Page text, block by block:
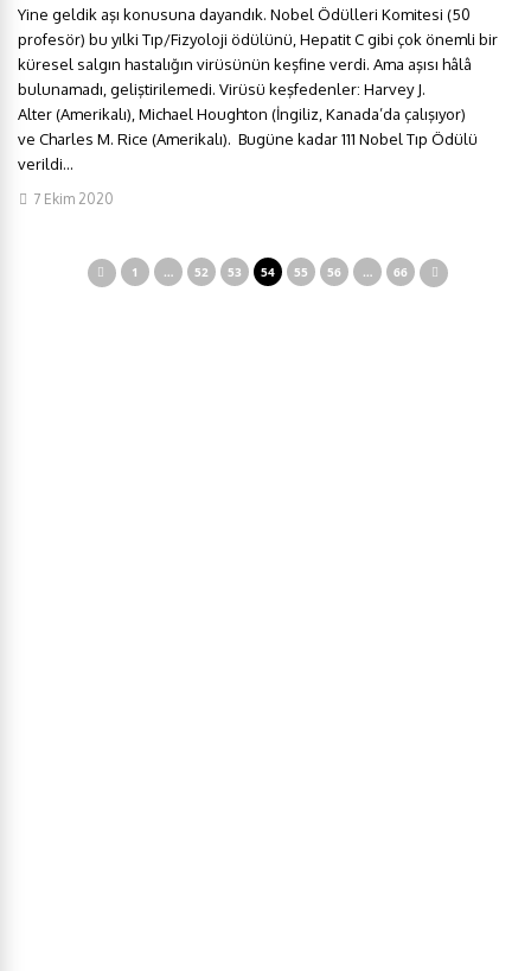
Yine geldik aşı konusuna dayandık. Nobel Ödülleri Komitesi (50
profesör) bu yılki Tıp/Fizyoloji ödülünü, Hepatit C gibi çok önemli bir
küresel salgın hastalığın virüsünün keşfine verdi. Ama aşısı hâlâ
bulunamadı, geliştirilemedi. Virüsü keşfedenler: Harvey J.
Alter (Amerikalı), Michael Houghton (İngiliz, Kanada’da çalışıyor)
ve Charles M. Rice (Amerikalı). Bugüne kadar 111 Nobel Tıp Ödülü
verildi...
7 Ekim 2020
1 … 52 53 54 55 56 … 66